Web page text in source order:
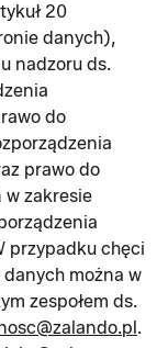
20
danych),
nadzoru ds.
do
prawo do
w zakresie
przypadku chęci
można w
zespołem ds.
.